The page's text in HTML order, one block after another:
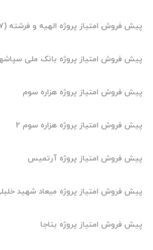
پیش فروش امتیاز پروژه الهیه و فرشته (F7 و F8)
پیش فروش امتیاز پروژه بانک ملی سپاشهر
پیش فروش امتیاز پروژه هزاره سوم
پیش فروش امتیاز پروژه هزاره سوم 2
پیش فروش امتیاز پروژه آرتمیس
پیش فروش امتیاز پروژه میعاد شهید خلیلی
پیش فروش امتیاز پروژه بتاجا